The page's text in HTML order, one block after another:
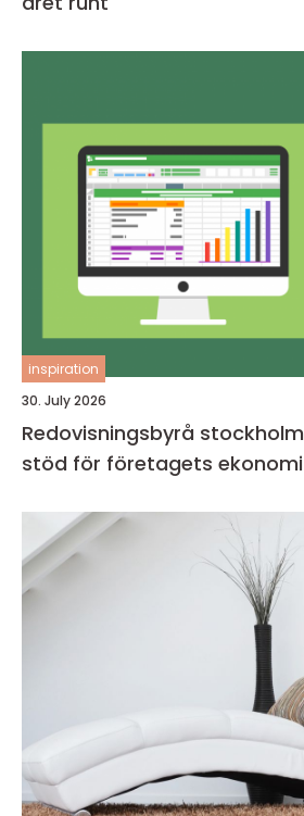
inspiration
30. July 2026
Redovisningsbyrå stockholm så väljer du rätt
stöd för företagets ekonomi